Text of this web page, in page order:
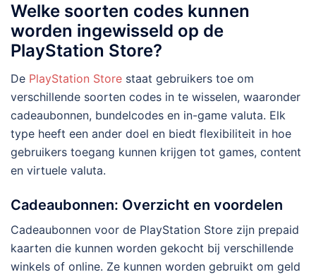
Welke soorten codes kunnen
worden ingewisseld op de
PlayStation Store?
De PlayStation Store staat gebruikers toe om
verschillende soorten codes in te wisselen, waaronder
cadeaubonnen, bundelcodes en in-game valuta. Elk
type heeft een ander doel en biedt flexibiliteit in hoe
gebruikers toegang kunnen krijgen tot games, content
en virtuele valuta.
Cadeaubonnen: Overzicht en voordelen
Cadeaubonnen voor de PlayStation Store zijn prepaid
kaarten die kunnen worden gekocht bij verschillende
winkels of online. Ze kunnen worden gebruikt om geld